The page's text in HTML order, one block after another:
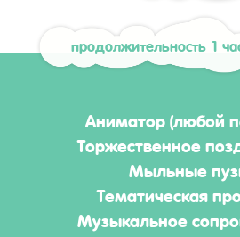
продолжительность 1
Аниматор (любой
Торжественное
Мыльные
Тематическая
Музыкальное